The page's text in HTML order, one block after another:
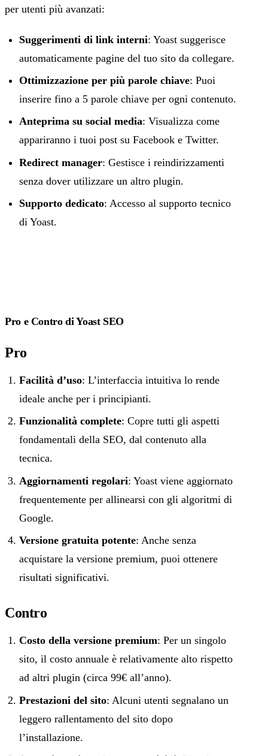
per utenti più avanzati:
Suggerimenti di link interni: Yoast suggerisce
automaticamente pagine del tuo sito da collegare.
Ottimizzazione per più parole chiave: Puoi
inserire fino a 5 parole chiave per ogni contenuto.
Anteprima su social media: Visualizza come
appariranno i tuoi post su Facebook e Twitter.
Redirect manager: Gestisce i reindirizzamenti
senza dover utilizzare un altro plugin.
Supporto dedicato: Accesso al supporto tecnico
di Yoast.
Pro e Contro di Yoast SEO
Pro
Facilità d’uso: L’interfaccia intuitiva lo rende
ideale anche per i principianti.
Funzionalità complete: Copre tutti gli aspetti
fondamentali della SEO, dal contenuto alla
tecnica.
Aggiornamenti regolari: Yoast viene aggiornato
frequentemente per allinearsi con gli algoritmi di
Google.
Versione gratuita potente: Anche senza
acquistare la versione premium, puoi ottenere
risultati significativi.
Contro
Costo della versione premium: Per un singolo
sito, il costo annuale è relativamente alto rispetto
ad altri plugin (circa 99€ all’anno).
Prestazioni del sito: Alcuni utenti segnalano un
leggero rallentamento del sito dopo
l’installazione.